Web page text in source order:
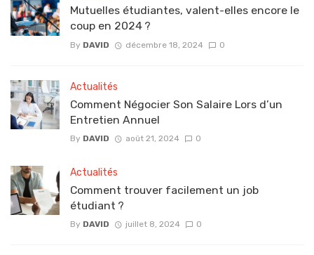
Mutuelles étudiantes, valent-elles encore le
coup en 2024 ?
By DAVID décembre 18, 2024 0
Actualités
Comment Négocier Son Salaire Lors d’un
Entretien Annuel
By DAVID août 21, 2024 0
Actualités
Comment trouver facilement un job
étudiant ?
By DAVID juillet 8, 2024 0